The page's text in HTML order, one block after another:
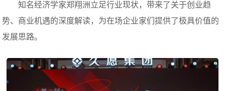
知名经济学家郑翔洲立足行业现状，带来了关于创业趋
势、商业机遇的深度解读，为在场企业家们提供了极具价值的
发展思路。